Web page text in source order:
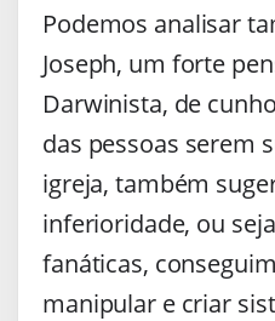
Podemos analisar
Joseph, um forte
Darwinista, de
das pessoas serem
igreja, também
inferioridade, ou
fanáticas,
manipular e criar